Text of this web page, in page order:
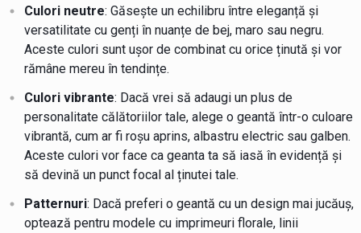
Culori neutre: Găsește un echilibru între eleganță și
versatilitate cu genți în nuanțe de bej, maro sau negru.
Aceste culori sunt ușor de combinat cu orice ținută și vor
rămâne mereu în tendințe.
Culori vibrante: Dacă vrei să adaugi un plus de
personalitate călătoriilor tale, alege o geantă într-o culoare
vibrantă, cum ar fi roșu aprins, albastru electric sau galben.
Aceste culori vor face ca geanta ta să iasă în evidență și
să devină un punct focal al ținutei tale.
Patternuri: Dacă preferi o geantă cu un design mai jucăuș,
optează pentru modele cu imprimeuri florale, linii